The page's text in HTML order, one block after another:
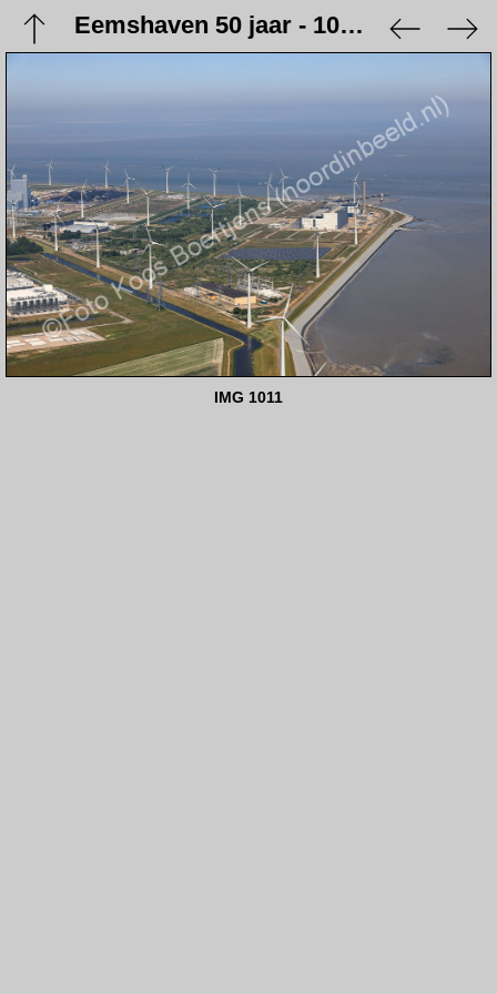
Eemshaven 50 jaar - 10 juni 2023
IMG 1011